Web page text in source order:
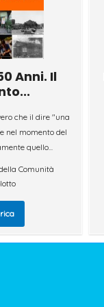
Anni. Il
che il dire "una
nel momento del
quello...
Comunità